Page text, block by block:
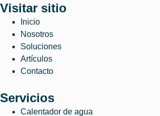
Visitar sitio
Inicio
Nosotros
Soluciones
Artículos
Contacto
Servicios
Calentador de agua